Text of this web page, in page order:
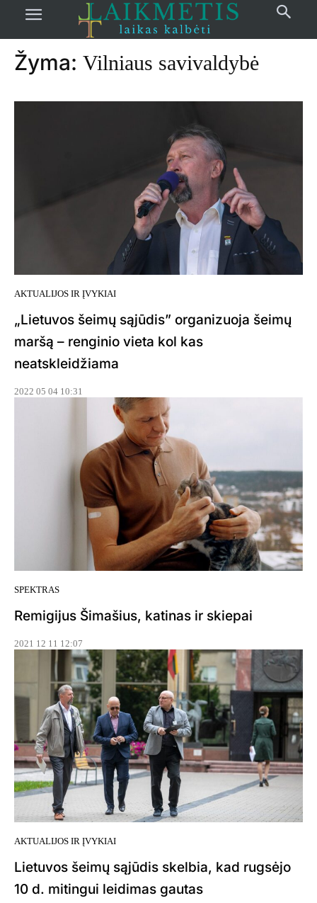
žymos Vilniaus savivaldybė
Žyma: Vilniaus savivaldybė
AKTUALIJOS IR ĮVYKIAI
„Lietuvos šeimų sąjūdis” organizuoja šeimų
maršą – renginio vieta kol kas
neatskleidžiama
2022 05 04 10:31
SPEKTRAS
Remigijus Šimašius, katinas ir skiepai
2021 12 11 12:07
AKTUALIJOS IR ĮVYKIAI
Lietuvos šeimų sąjūdis skelbia, kad rugsėjo
10 d. mitingui leidimas gautas